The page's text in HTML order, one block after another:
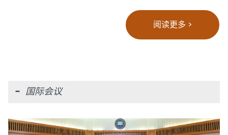
阅读更多 >
- 国际会议